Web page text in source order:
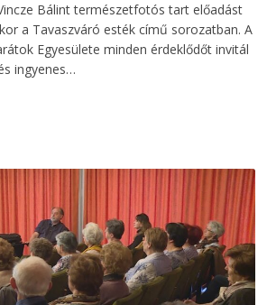
Bálint természetfotós tart előadást
a Tavaszváró esték című sorozatban. A
Egyesülete minden érdeklődőt invitál
ingyenes…